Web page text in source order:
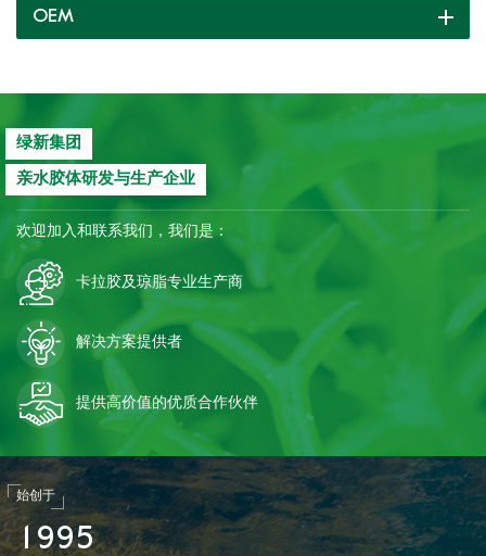
OEM
绿新集团
亲水胶体研发与生产企业
欢迎加入和联系我们，我们是：
卡拉胶及琼脂专业生产商
解决方案提供者
提供高价值的优质合作伙伴
始创于
1 995